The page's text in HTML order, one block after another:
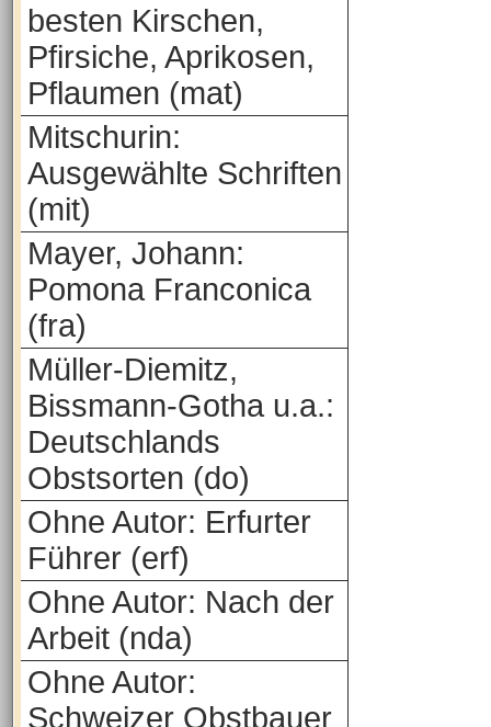
besten Kirschen,
Pfirsiche, Aprikosen,
Pflaumen (mat)
Mitschurin:
Ausgewählte Schriften
(mit)
Mayer, Johann:
Pomona Franconica
(fra)
Müller-Diemitz,
Bissmann-Gotha u.a.:
Deutschlands
Obstsorten (do)
Ohne Autor: Erfurter
Führer (erf)
Ohne Autor: Nach der
Arbeit (nda)
Ohne Autor:
Schweizer Obstbauer